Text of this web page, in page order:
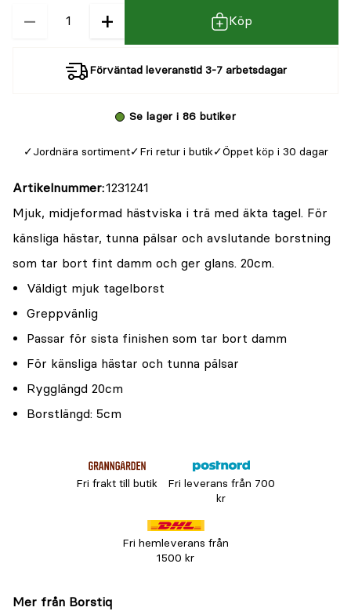
{0}
−
Kvantitet + Köp
Förväntad leveranstid 3-7 arbetsdagar
Se lager i 86 butiker
Jordnära sortiment Fri retur i butik Öppet köp i 30 dagar
Artikelnummer 1231241
Mjuk, midjeformad hästviska i trä med äkta tagel. För
känsliga hästar, tunna pälsar och avslutande borstning
som tar bort fint damm och ger glans. 20cm.
Väldigt mjuk tagelborst
Greppvänlig
Passar för sista finishen som tar bort damm
För känsliga hästar och tunna pälsar
Rygglängd 20cm
Borstlängd: 5cm
Fri frakt till butik
Fri leverans från 700
kr
Fri hemleverans från
1500 kr
Mer från Borstiq